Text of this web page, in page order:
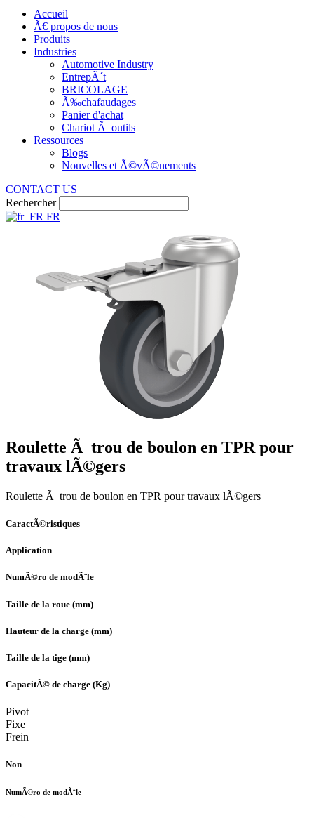
Accueil
Ã€ propos de nous
Produits
Industries
Automotive Industry
EntrepÃ´t
BRICOLAGE
Ã‰chafaudages
Panier d'achat
Chariot Ã outils
Ressources
Blogs
Nouvelles et Ã©vÃ©nements
CONTACT US
Rechercher
FR
Roulette Ã trou de boulon en TPR pour
travaux lÃ©gers
Roulette Ã trou de boulon en TPR pour travaux lÃ©gers
CaractÃ©ristiques
Application
NumÃ©ro de modÃ¨le
Taille de la roue (mm)
Hauteur de la charge (mm)
Taille de la tige (mm)
CapacitÃ© de charge (Kg)
Pivot
Fixe
Frein
Non
NumÃ©ro de modÃ¨le